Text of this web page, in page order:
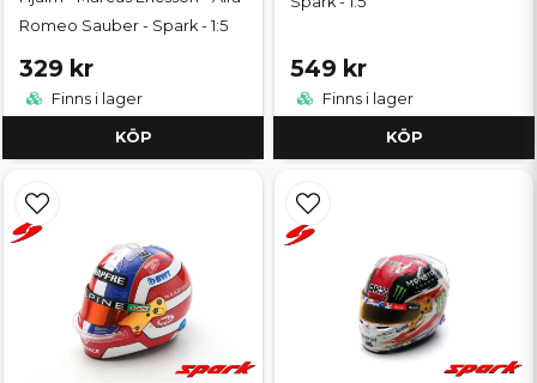
Romeo Sauber - Spark - 1:5
329 kr
Finns i lager
KÖP
549 kr
Finns i lager
KÖP